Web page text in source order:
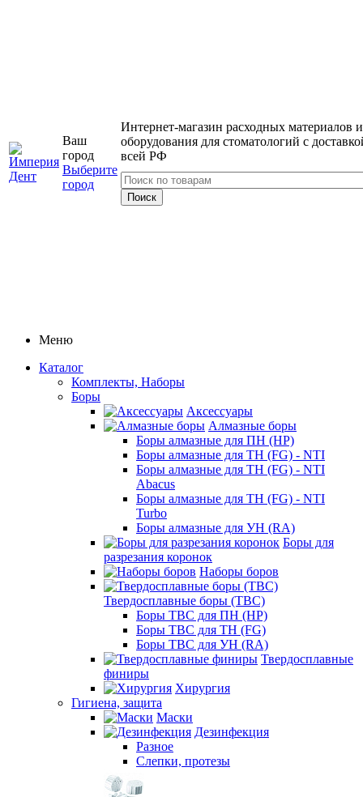
Ваш
город
Выберите
город
Интернет-магазин расходных материалов и
оборудования для стоматологий с
всей РФ
Меню
Каталог
Комплекты, Наборы
Боры
Аксессуары
Алмазные боры
Боры алмазные для ПН (HP)
Боры алмазные для ТН (FG) - NTI
Боры алмазные для ТН (FG) - NTI
Abacus
Боры алмазные для ТН (FG) - NTI
Turbo
Боры алмазные для УН (RA)
Боры для
разрезания коронок
Наборы боров
Твердосплавные боры (ТВС)
Боры ТВС для ПН (HP)
Боры ТВС для ТН (FG)
Боры ТВС для УН (RA)
Твердосплавные
финиры
Хирургия
Гигиена, защита
Маски
Дезинфекция
Разное
Слепки, протезы